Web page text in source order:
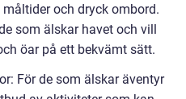
och dryck ombord.
som älskar havet och vill
öar på ett bekvämt sätt.
För de som älskar äventyr